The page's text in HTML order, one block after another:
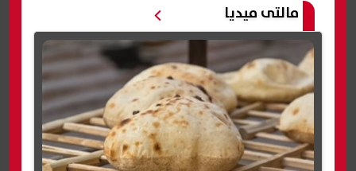
مالتى ميديا